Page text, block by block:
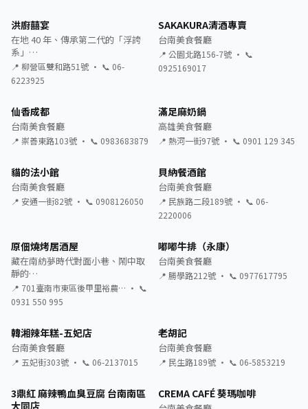
洪廚囍宴
在地 40 年、傳承第二代的「浮誇
系」…
📍 柳營區雙和路51號 · 📞 06-
6223925
SAKAKURA清酒專賣
台南美食餐廳
📍 公園北路156-7號 · 📞
0925169017
仙香成都
台南美食餐廳
📍 崇善東路103號 · 📞 0983683879
滿足麻奶鍋
高雄美食餐廳
📍 熱河一街97號 · 📞 0901 129 345
貓的法小館
台南美食餐廳
📍 安通一街82號 · 📞 0908126050
貝納餐酒館
台南美食餐廳
📍 民族路二段189號 · 📞 06-
2220006
原佃燒烤居酒屋
藏在南紡夢時代對面小巷、鬧中取
靜的…
📍 701臺南市東區後甲里裕農… · 📞
0931 550 995
嘟嘟牛排（永康）
台南美食餐廳
📍 勝學路212號 · 📞 0977617795
韓湘辣年糕-五妃店
台南美食餐廳
📍 五妃街303號 · 📞 06-2137015
老胡記
台南美食餐廳
📍 民生路189號 · 📞 06-5853219
3鼎紅 麻辣鴨血臭豆腐 台南南區
大同店
CREMA CAFÉ 葵瑪咖啡